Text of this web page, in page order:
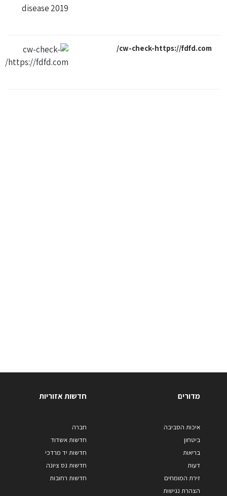
cw-check-https://fdfd.com/
מדורים
איכות הסביבה
ביטחון
בריאות
דעות
זירת המומחים
הצהרת נגישות
חדשות אזוריות
חברה
חדשות אשדוד
חדשות יד מרדכי
חדשות נס ציונה
חדשות רחובות